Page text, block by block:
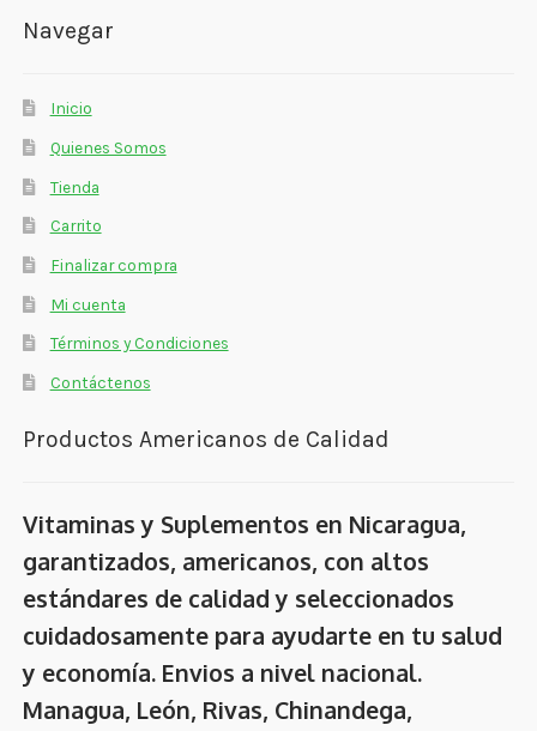
Navegar
Inicio
Quienes Somos
Tienda
Carrito
Finalizar compra
Mi cuenta
Términos y Condiciones
Contáctenos
Productos Americanos de Calidad
Vitaminas y Suplementos en Nicaragua,
garantizados, americanos, con altos
estándares de calidad y seleccionados
cuidadosamente para ayudarte en tu salud
y economía. Envios a nivel nacional.
Managua, León, Rivas, Chinandega,